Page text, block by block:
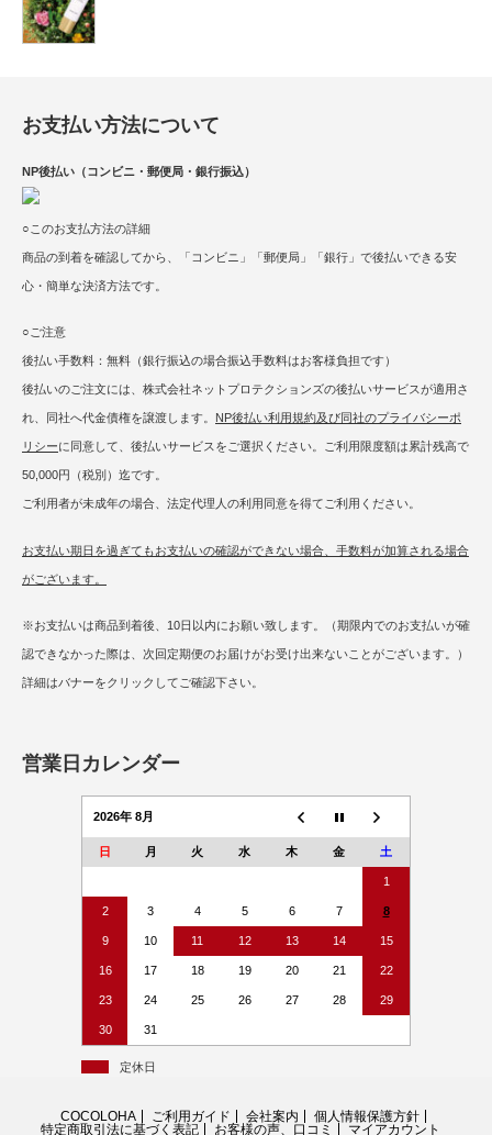
お支払い方法について
NP後払い（コンビニ・郵便局・銀行振込）
○このお支払方法の詳細
商品の到着を確認してから、「コンビニ」「郵便局」「銀行」で後払いできる安
心・簡単な決済方法です。
○ご注意
後払い手数料：無料（銀行振込の場合振込手数料はお客様負担です）
後払いのご注文には、株式会社ネットプロテクションズの後払いサービスが適用さ
れ、同社へ代金債権を譲渡します。 NP後払い利用規約及び同社のプライバシーポ
リシーに同意して、後払いサービスをご選択ください。ご利用限度額は累計残高で
50,000円（税別）迄です。
ご利用者が未成年の場合、法定代理人の利用同意を得てご利用ください。
お支払い期日を過ぎてもお支払いの確認ができない場合、手数料が加算される場合
がございます。
※お支払いは商品到着後、10日以内にお願い致します。（期限内でのお支払いが確
認できなかった際は、次回定期便のお届けがお受け出来ないことがございます。）
詳細はバナーをクリックしてご確認下さい。
営業日カレンダー
2026年 8月
日 月 火 水 木 金 土
1
2 3 4 5 6 7 8
9 10 11 12 13 14 15
16 17 18 19 20 21 22
23 24 25 26 27 28 29
30 31
定休日
COCOLOHA ご利用ガイド 会社案内
個人情報保護方針
特定商取引法に基づく表記
お客様の声、口コミ マイアカウント